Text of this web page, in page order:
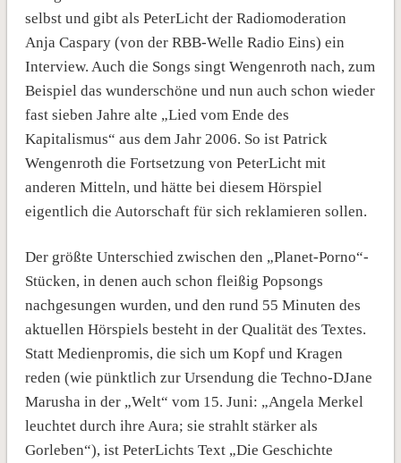
selbst und gibt als PeterLicht der Radiomoderation
Anja Caspary (von der RBB-Welle Radio Eins) ein
Interview. Auch die Songs singt Wengenroth nach, zum
Beispiel das wunderschöne und nun auch schon wieder
fast sieben Jahre alte „Lied vom Ende des
Kapitalismus“ aus dem Jahr 2006. So ist Patrick
Wengenroth die Fortsetzung von PeterLicht mit
anderen Mitteln, und hätte bei diesem Hörspiel
eigentlich die Autorschaft für sich reklamieren sollen.
Der größte Unterschied zwischen den „Planet-Porno“-
Stücken, in denen auch schon fleißig Popsongs
nachgesungen wurden, und den rund 55 Minuten des
aktuellen Hörspiels besteht in der Qualität des Textes.
Statt Medienpromis, die sich um Kopf und Kragen
reden (wie pünktlich zur Ursendung die Techno-DJane
Marusha in der „Welt“ vom 15. Juni: „Angela Merkel
leuchtet durch ihre Aura; sie strahlt stärker als
Gorleben“), ist PeterLichts Text „Die Geschichte